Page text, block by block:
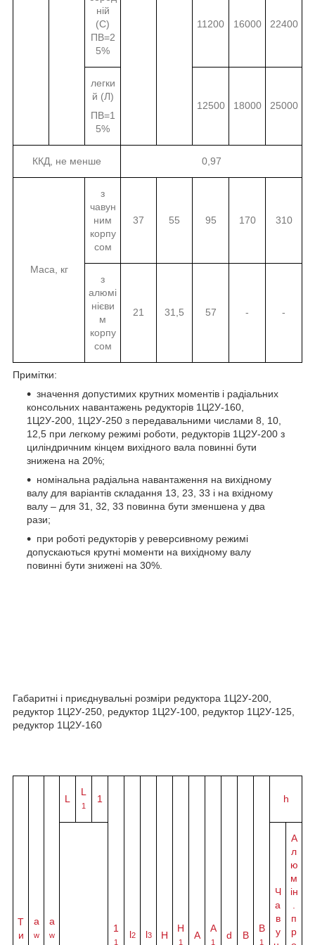
ній
(С)
ПВ=2
5%
11200 16000 22400
легки
й (Л)
ПВ=1
5%
12500 18000 25000
ККД, не менше 0,97
Маса, кг
з
чавун
ним
корпу
сом
37 55 95 170 310
з
алюмі
нієви
м
корпу
сом
21 31,5 57 - -
Примітки:
значення допустимих крутних моментів і радіальних
консольних навантажень редукторів 1Ц2У-160,
1Ц2У-200, 1Ц2У-250 з передавальними числами 8, 10,
12,5 при легкому режимі роботи, редукторів 1Ц2У-200 з
циліндричним кінцем вихідного вала повинні бути
знижена на 20%;
номінальна радіальна навантаження на вихідному
валу для варіантів складання 13, 23, 33 і на вхідному
валу – для 31, 32, 33 повинна бути зменшена у два
рази;
при роботі редукторів у реверсивному режимі
допускаються крутні моменти на вихідному валу
повинні бути знижені на 30%.
Габаритні і приєднувальні розміри редуктора 1Ц2У-200,
редуктор 1Ц2У-250, редуктор 1Ц2У-100, редуктор 1Ц2У-125,
редуктор 1Ц2У-160
Т
и
а
w
a
w
L
L
1
1
1
1
l2 l3 Н
H
1
A
A
1
d B
B
1
h
Ч
а
в
у
А
л
ю
м
ін
п
р